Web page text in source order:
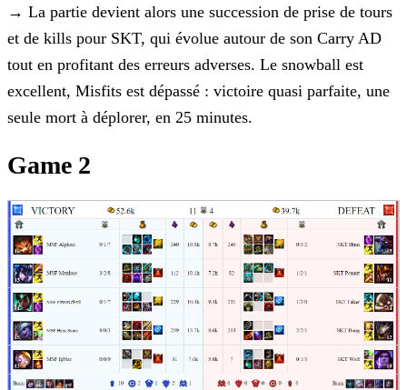
→ La partie devient alors une succession de prise de tours
et de kills pour SKT, qui évolue autour de son Carry AD
tout en profitant des erreurs adverses. Le snowball est
excellent, Misfits est dépassé : victoire quasi parfaite, une
seule mort à déplorer, en 25 minutes.
Game 2